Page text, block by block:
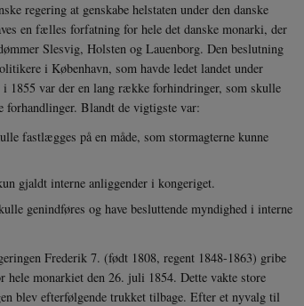
regering at genskabe helstaten under den danske
en fælles forfatning for hele det danske monarki, der
Slesvig, Holsten og Lauenborg. Den beslutning
i København, som havde ledet landet under
1855 var der en lang række forhindringer, som skulle
Blandt de vigtigste var:
fastlægges på en måde, som stormagterne kunne
gjaldt interne anliggender i kongeriget.
genindføres og have besluttende myndighed i interne
Frederik 7. (født 1808, regent 1848-1863) gribe
monarkiet den 26. juli 1854. Dette vakte store
blev efterfølgende trukket tilbage. Efter et nyvalg til